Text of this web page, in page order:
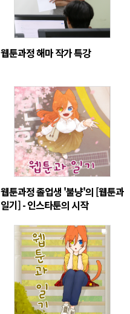
웹툰과정 해마 작가 특강
웹툰과정 졸업생 '불냥'의 [웹툰과
일기] - 인스타툰의 시작